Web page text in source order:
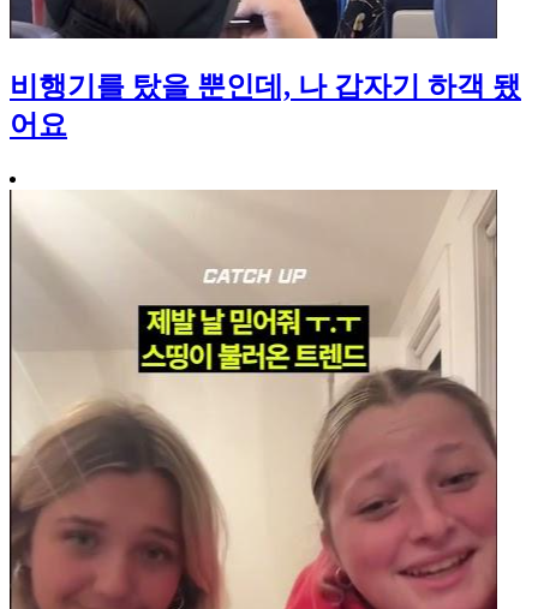
비행기를 탔을 뿐인데, 나 갑자기 하객 됐
어요